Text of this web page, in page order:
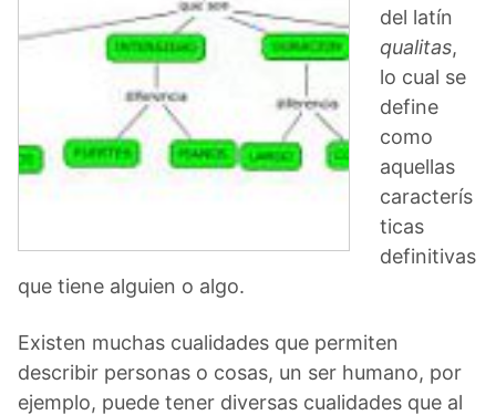
del latín
qualitas,
lo cual se
define
como
aquellas
caracterís
ticas
definitivas
que tiene alguien o algo.
Existen muchas cualidades que permiten
describir personas o cosas, un ser humano, por
ejemplo, puede tener diversas cualidades que al